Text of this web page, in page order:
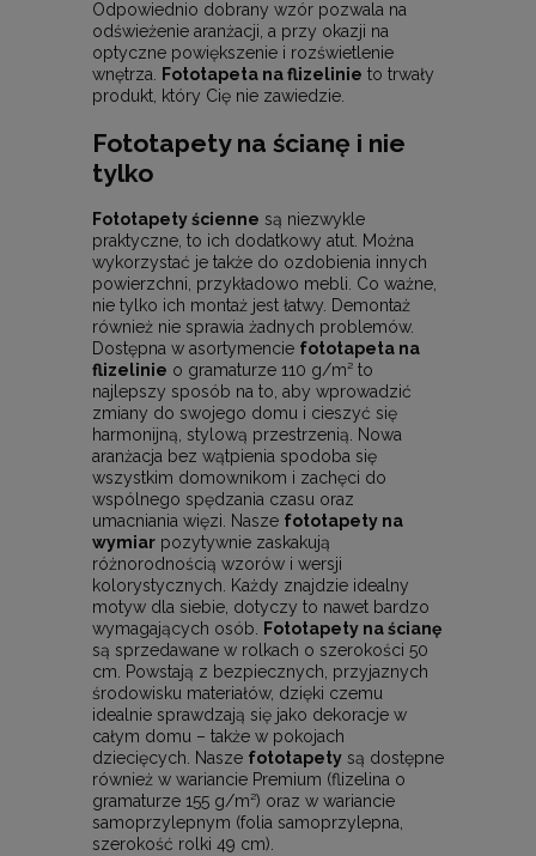
Odpowiednio dobrany wzór pozwala na
odświeżenie aranżacji, a przy okazji na
optyczne powiększenie i rozświetlenie
wnętrza.
Fototapeta na flizelinie to trwały
produkt, który Cię nie zawiedzie.
Fototapety na ścianę i nie
tylko
Fototapety ścienne są niezwykle
praktyczne, to ich dodatkowy atut. Można
wykorzystać je także do ozdobienia innych
powierzchni, przykładowo mebli. Co ważne,
nie tylko ich montaż jest łatwy. Demontaż
również nie sprawia żadnych problemów.
Dostępna w asortymencie fototapeta na
flizelinie o gramaturze 110 g/m² to
najlepszy sposób na to, aby wprowadzić
zmiany do swojego domu i cieszyć się
harmonijną, stylową przestrzenią. Nowa
aranżacja bez wątpienia spodoba się
wszystkim domownikom i zachęci do
wspólnego spędzania czasu oraz
umacniania więzi. Nasze fototapety na
wymiar pozytywnie zaskakują
różnorodnością wzorów i wersji
kolorystycznych. Każdy znajdzie idealny
motyw dla siebie, dotyczy to nawet bardzo
wymagających osób.
Fototapety na ścianę
są sprzedawane w rolkach o szerokości 50
cm. Powstają z bezpiecznych, przyjaznych
środowisku materiałów, dzięki czemu
idealnie sprawdzają się jako dekoracje w
całym domu – także w pokojach
dziecięcych. Nasze fototapety są dostępne
również w wariancie Premium (flizelina o
gramaturze 155 g/m²) oraz w wariancie
samoprzylepnym (folia samoprzylepna,
szerokość rolki 49 cm).